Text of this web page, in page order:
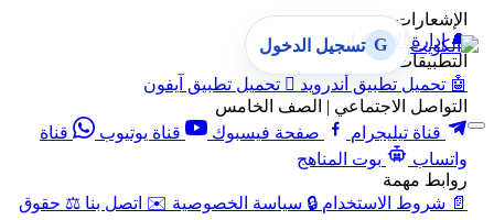
الإشعارات
🔔 إدارة الإشعارات
التطبيقات
🤖 تحميل تطبيق أندرويد  تحميل تطبيق آيفون
التواصل الاجتماعي | الصف الخامس
قناة تيليجرام
صفحة فيسبوك قناة يوتيوب
قناة
واتساب
بوت المناهج
روابط مهمة
📄 شروط الاستخدام 🔒 سياسة الخصوصية ✉️ اتصل بنا ⚖️ حقوق
G تسجيل الدخول